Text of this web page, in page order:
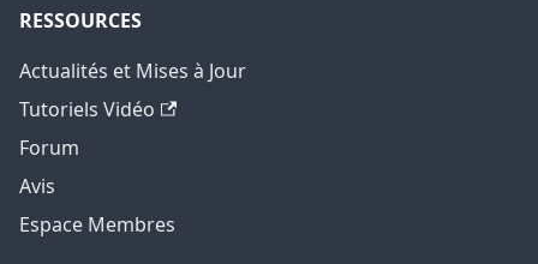
RESSOURCES
Actualités et Mises à Jour
Tutoriels Vidéo
Forum
Avis
Espace Membres